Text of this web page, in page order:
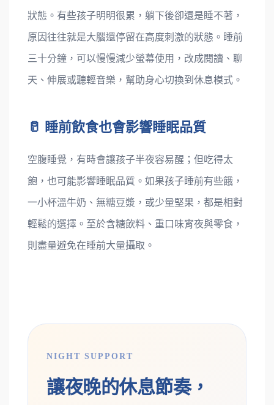
狀態。有些孩子明明很累，躺下後卻還是睡不著，
原因往往就是大腦還停留在高度刺激的狀態。睡前
三十分鐘，可以慢慢減少螢幕使用，改成閱讀、聊
天、伸展或聽輕音樂，幫助身心切換到休息模式。
🥛 睡前飲食也會影響睡眠品質
空腹睡覺，有時會讓孩子半夜容易醒；但吃得太
飽，也可能影響睡眠品質。如果孩子睡前有些餓，
一小杯溫牛奶、無糖豆漿，或少量堅果，都是相對
輕鬆的選擇。至於含糖飲料、重口味宵夜與零食，
則盡量避免在睡前大量攝取。
NIGHT SUPPORT
讓夜晚的休息節奏，